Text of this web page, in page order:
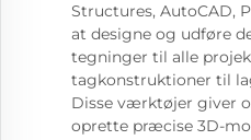
Structures, AutoCAD,
at designe og udføre
tegninger til alle
tagkonstruktioner til
Disse værktøjer giver
oprette præcise 3D-